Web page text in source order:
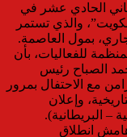
الحادي عشر في
والذي تستمر
للفعاليات، بأن
الصباح رئيس
مع الاحتفال بمرور
وإعلان
انطلاق